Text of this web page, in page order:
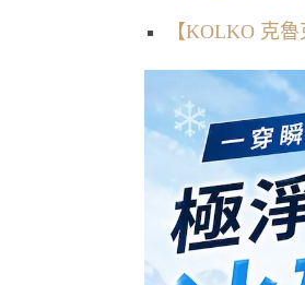
【KOLKO 克